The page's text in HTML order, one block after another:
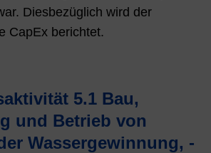
Diesbezüglich wird der
CapEx berichtet.
5.1 Bau,
und Betrieb von
Wassergewinnung, -